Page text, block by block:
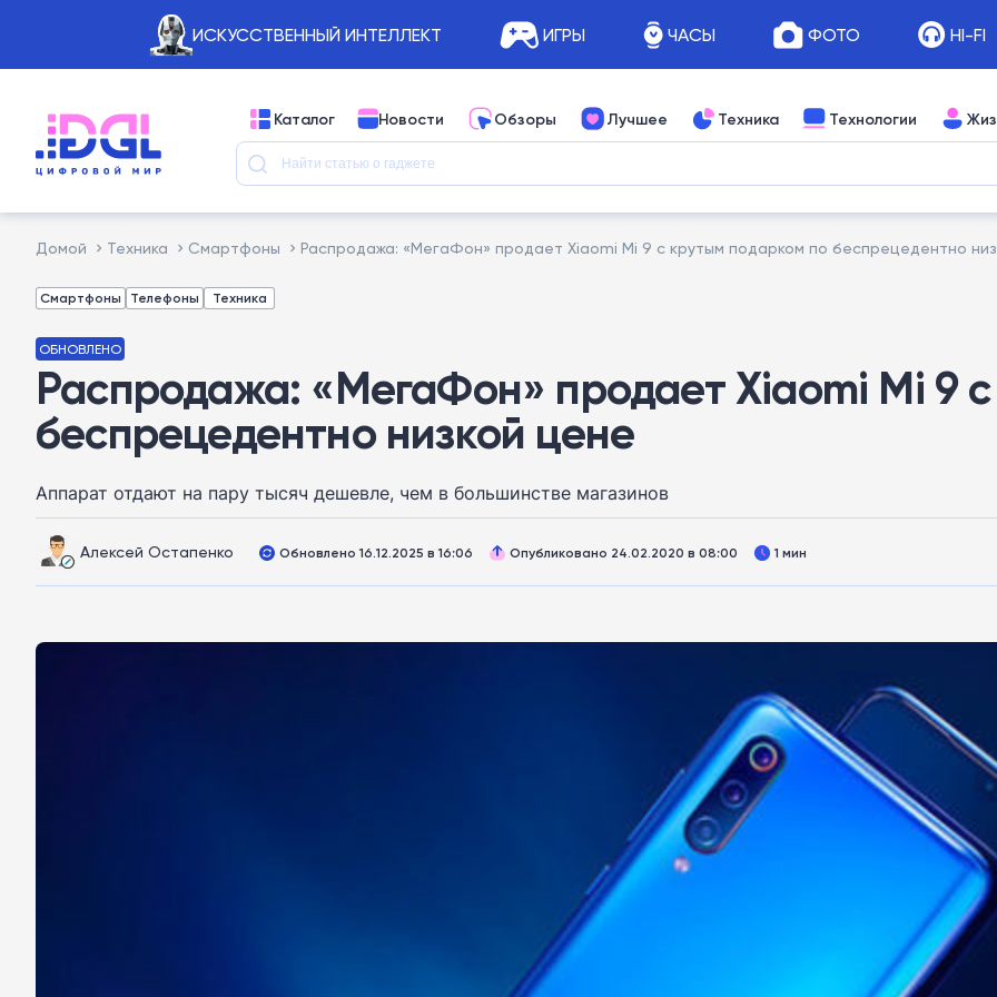
ИСКУССТВЕННЫЙ ИНТЕЛЛЕКТ ИГРЫ ЧАСЫ ФОТО HI-FI
Каталог Новости Обзоры Лучшее Техника Технологии
Домой Техника Смартфоны Распродажа: «МегаФон» продает Xiaomi Mi 9 с крутым подарком по беспрецедентно
Смартфоны Телефоны Техника
ОБНОВЛЕНО
Распродажа: «МегаФон» продает Xiaomi Mi 9
беспрецедентно низкой цене
Аппарат отдают на пару тысяч дешевле, чем в большинстве магазинов
Алексей Остапенко Обновлено 16.12.2025 в 16:06 Опубликовано 24.02.2020 в 08:00 1 мин